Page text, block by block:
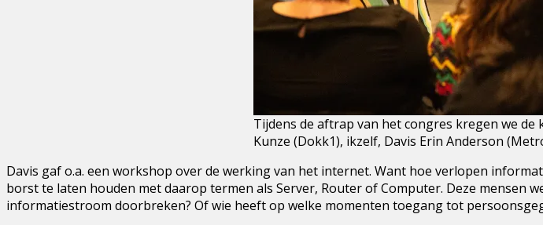
Tijdens de aftrap van het congres kregen we de
Kunze (Dokk1), ikzelf, Davis Erin Anderson
Davis gaf o.a. een workshop over de werking van het internet. Want hoe verlopen
borst te laten houden met daarop termen als Server, Router of Computer. Deze mensen
informatiestroom doorbreken? Of wie heeft op welke momenten toegang tot